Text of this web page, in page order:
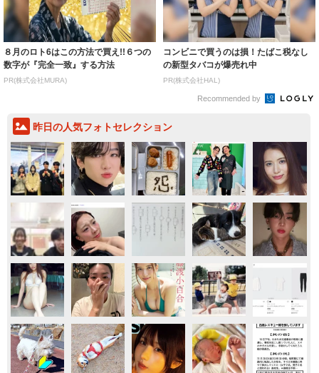
８月のロト6はこの方法で買え!!６つの
数字が『完全一致』する方法
PR(株式会社MURA)
コンビニで買うのは損！たばこ税なし
の新型タバコが爆売れ中
PR(株式会社HAL)
Recommended by
昨日の人気フォトセレクション